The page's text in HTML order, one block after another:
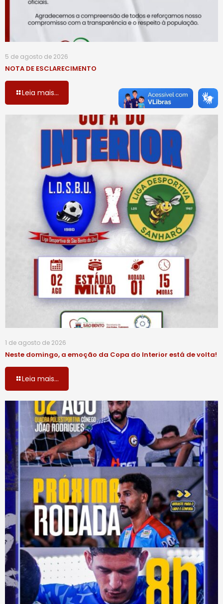
5 de agosto de 2026
NOTA DE ESCLARECIMENTO
Leia mais...
1 de agosto de 2026
Neste domingo, a emoção da Copa do Interior está de volta!
Leia mais...